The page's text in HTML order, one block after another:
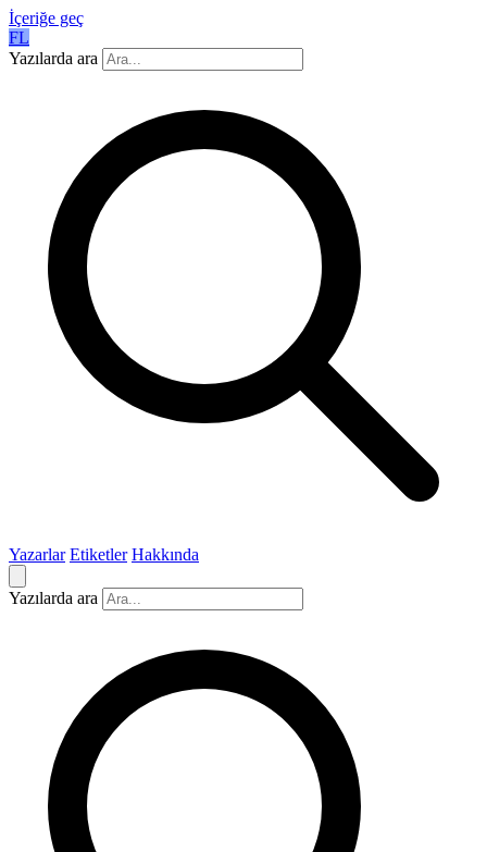
İçeriğe geç
FL
Yazılarda ara
Yazarlar Etiketler Hakkında
Yazılarda ara